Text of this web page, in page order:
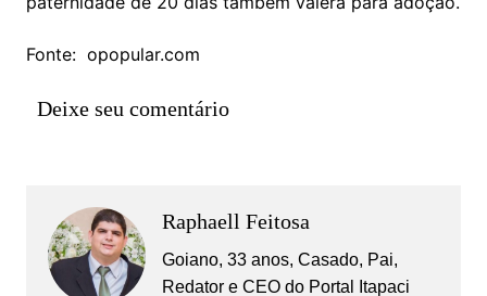
Fonte: opopular.com
Deixe seu comentário
Raphaell Feitosa
Goiano, 33 anos, Casado, Pai,
Redator e CEO do Portal Itapaci